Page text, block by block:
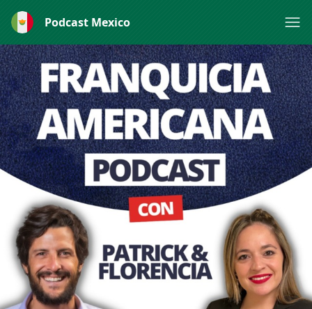
Podcast Mexico